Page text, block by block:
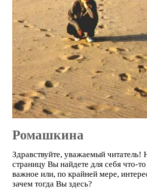
Ромашкина
Здравствуйте, уважаемый читатель!
страницу Вы найдете для себя что-
важное или, по крайней мере,
зачем тогда Вы здесь?